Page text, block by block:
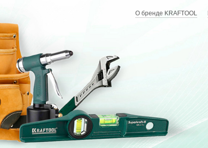
О бренде KRAFTOOL